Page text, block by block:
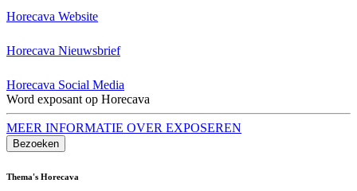
Horecava Website
Horecava Nieuwsbrief
Horecava Social Media
Word exposant op Horecava
MEER INFORMATIE OVER EXPOSEREN
Bezoeken
Thema's Horecava